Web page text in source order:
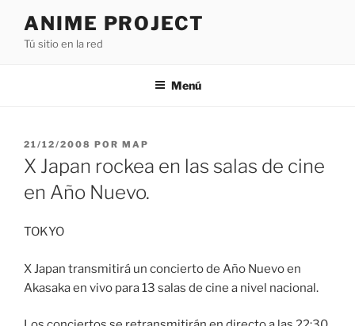
contenido
ANIME PROJECT
Tú sitio en la red
Menú
PUBLICADO
EL
21/12/2008 POR MAP
X Japan rockea en las salas de cine
en Año Nuevo.
TOKYO
X Japan transmitirá un concierto de Año Nuevo en
Akasaka en vivo para 13 salas de cine a nivel nacional.